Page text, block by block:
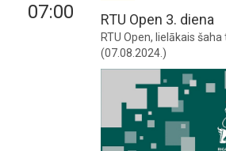
07:00 RTU Open 3. diena
RTU Open, lielākais
(07.08.2024.)